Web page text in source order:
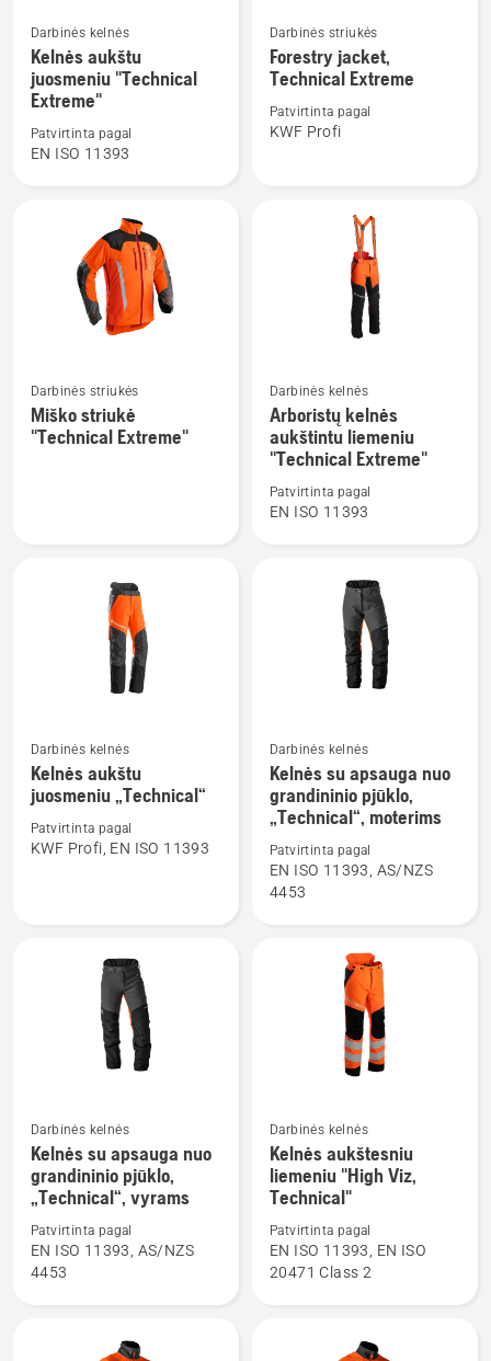
Žiūrėti
daugiau
detalių
apie
Kelnės
aukštu
Darbinės kelnės
Kelnės aukštu
juosmeniu "Technical
Extreme"
Patvirtinta pagal
EN ISO 11393
Žiūrėti
daugiau
detalių
apie
Forestry
Darbinės striukės
Forestry jacket,
Technical Extreme
Patvirtinta pagal
KWF Profi
Žiūrėti
daugiau
detalių
Darbinės striukės
Miško striukė
"Technical Extreme"
Žiūrėti
daugiau
detalių
apie
Arboristų
kelnės
Darbinės kelnės
Arboristų kelnės
aukštintu liemeniu
"Technical Extreme"
Patvirtinta pagal
EN ISO 11393
Žiūrėti
daugiau
detalių
apie
Kelnės
Darbinės kelnės
Kelnės aukštu
juosmeniu „Technical“
Patvirtinta pagal
KWF Profi, EN ISO 11393
Žiūrėti
daugiau
detalių
apie
Kelnės
„Technical“,
Darbinės kelnės
Kelnės su apsauga nuo
grandininio pjūklo,
„Technical“, moterims
Patvirtinta pagal
EN ISO 11393, AS/NZS
4453
Žiūrėti
daugiau
detalių
apie
Kelnės
Darbinės kelnės
Kelnės su apsauga nuo
grandininio pjūklo,
„Technical“, vyrams
Patvirtinta pagal
EN ISO 11393, AS/NZS
4453
Žiūrėti
daugiau
detalių
Kelnės
aukštesniu
Darbinės kelnės
Kelnės aukštesniu
liemeniu "High Viz,
Technical"
Patvirtinta pagal
EN ISO 11393, EN ISO
20471 Class 2